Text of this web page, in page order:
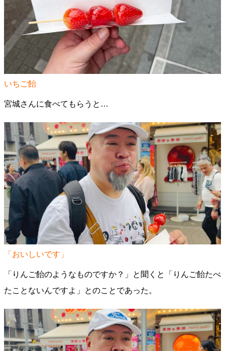
いちご飴
宮城さんに食べてもらうと…
「おいしいです」
「りんご飴のようなものですか？」と聞くと「りんご飴たべ
たことないんですよ」とのことであった。